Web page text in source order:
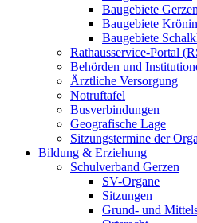
Baugebiete Gerzen
Baugebiete
Baugebiete
Rathausservice-Portal
Behörden und
Ärztliche Versorgung
Notruftafel
Busverbindungen
Geografische Lage
Sitzungstermine der
Bildung & Erziehung
Schulverband Gerzen
SV-Organe
Sitzungen
Grund- und